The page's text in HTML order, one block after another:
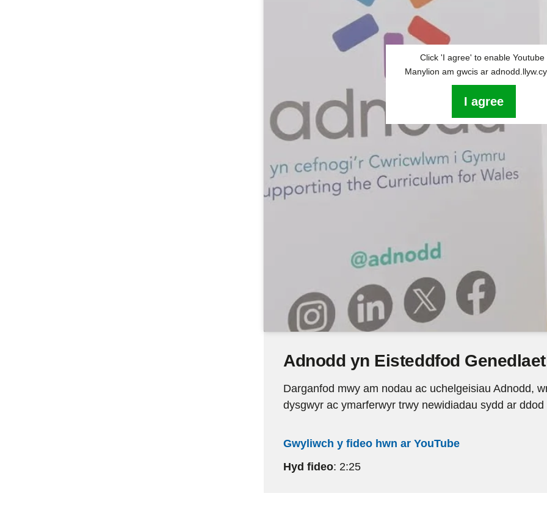
Click 'I agree' to enable Youtube
Manylion am gwcis ar
I agree
Adnodd yn Eisteddfod
Darganfod mwy am nodau ac uchelgeisiau Adnodd,
dysgwyr ac ymarferwyr trwy newidiadau sydd ar ddod
Gwyliwch y fideo hwn ar YouTube
Hyd fideo: 2:25